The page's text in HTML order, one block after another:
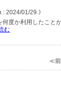
: 2024/01/29 》
何度か利用したこと
む
≪